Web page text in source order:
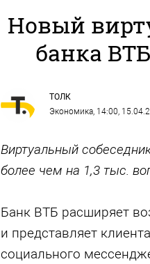
Новый
банка
ТОЛК
Экономика, 14:00,
Виртуальный
более чем на 1,3 тыс.
Банк ВТБ расширяет
и представляет
социального